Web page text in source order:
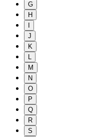
G
H
J
K
L
M
N
O
P
Q
R
S